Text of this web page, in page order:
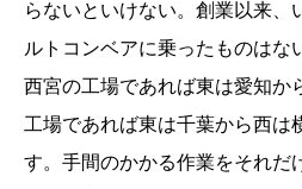
らないといけない。創業以来、
ルトコンベアに乗ったものはな
西宮の工場であれば東は愛知か
工場であれば東は千葉から西は
す。手間のかかる作業をそれだ